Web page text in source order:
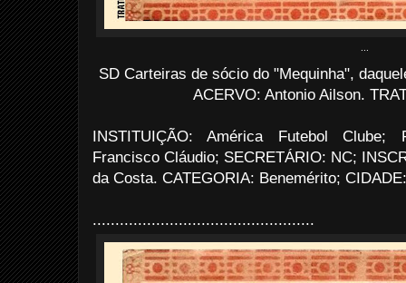
SD Carteiras de sócio do "Mequinha",
ACERVO: Antonio Ailson.
INSTITUIÇÃO: América Futebol Clube;
Francisco Cláudio; SECRETÁRIO: NC;
da Costa. CATEGORIA: Benemérito;
.................................................